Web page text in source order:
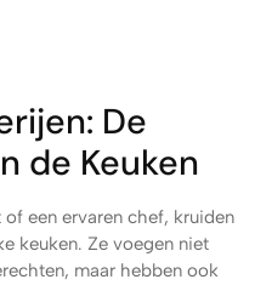
De
de Keuken
een ervaren chef, kruiden
keuken. Ze voegen niet
maar hebben ook